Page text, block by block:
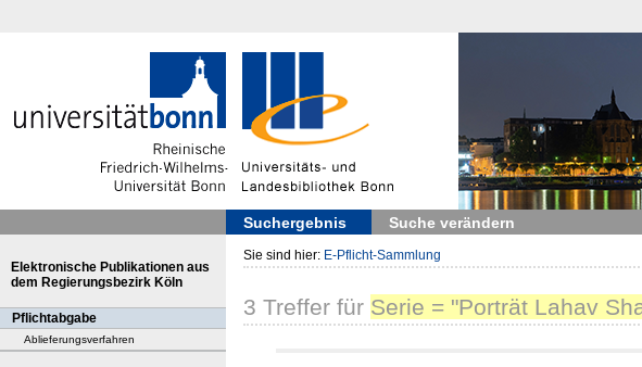
Suchergebnis Suche verändern
Elektronische Publikationen aus
dem Regierungsbezirk Köln
Pflichtabgabe
Ablieferungsverfahren
Sie sind hier: E-Pflicht-Sammlung
3 Treffer für Serie = "Porträt Lahav